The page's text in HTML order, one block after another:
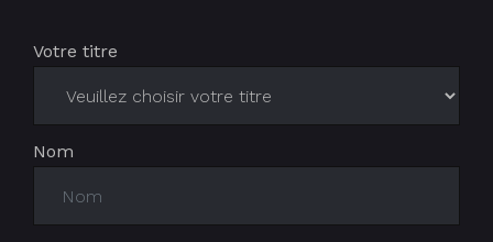
Votre titre
Nom